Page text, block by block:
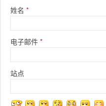
姓名 *
电子邮件 *
站点